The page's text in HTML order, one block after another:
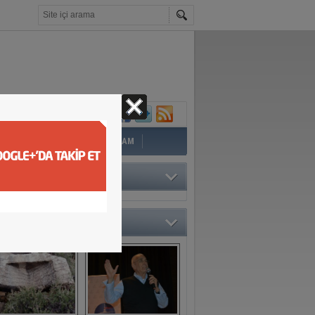
YAŞAM